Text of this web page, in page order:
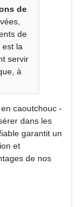
de
de
la
servir
à
caoutchouc -
dans les
garantit un
et
de nos